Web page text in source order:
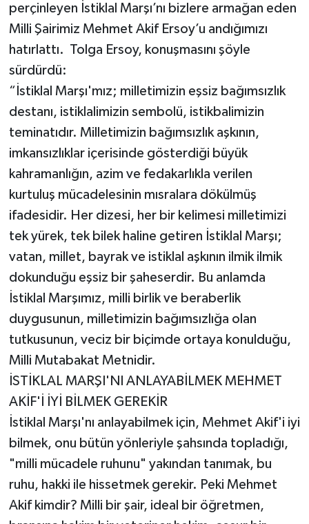
perçinleyen İstiklal Marşı’nı bizlere armağan eden
Milli Şairimiz Mehmet Akif Ersoy’u andığımızı
hatırlattı. Tolga Ersoy, konuşmasını şöyle
sürdürdü:
“İstiklal Marşı'mız; milletimizin eşsiz bağımsızlık
destanı, istiklalimizin sembolü, istikbalimizin
teminatıdır. Milletimizin bağımsızlık aşkının,
imkansızlıklar içerisinde gösterdiği büyük
kahramanlığın, azim ve fedakarlıkla verilen
kurtuluş mücadelesinin mısralara dökülmüş
ifadesidir. Her dizesi, her bir kelimesi milletimizi
tek yürek, tek bilek haline getiren İstiklal Marşı;
vatan, millet, bayrak ve istiklal aşkının ilmik ilmik
dokunduğu eşsiz bir şaheserdir. Bu anlamda
İstiklal Marşımız, milli birlik ve beraberlik
duygusunun, milletimizin bağımsızlığa olan
tutkusunun, veciz bir biçimde ortaya konulduğu,
Milli Mutabakat Metnidir.
İSTİKLAL MARŞI'NI ANLAYABİLMEK MEHMET
AKİF'İ İYİ BİLMEK GEREKİR
İstiklal Marşı'nı anlayabilmek için, Mehmet Akif'i iyi
bilmek, onu bütün yönleriyle şahsında topladığı,
"milli mücadele ruhunu" yakından tanımak, bu
ruhu, hakki ile hissetmek gerekir. Peki Mehmet
Akif kimdir? Milli bir şair, ideal bir öğretmen,